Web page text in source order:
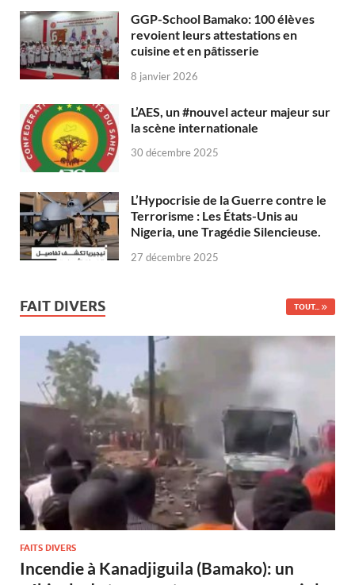
GGP-School Bamako: 100 élèves
revoient leurs attestations en
cuisine et en pâtisserie
8 janvier 2026
L’AES, un #nouvel acteur majeur sur
la scène internationale
30 décembre 2025
L’Hypocrisie de la Guerre contre le
Terrorisme : Les États-Unis au
Nigeria, une Tragédie Silencieuse.
27 décembre 2025
FAIT DIVERS TOUT...
FAITS DIVERS
Incendie à Kanadjiguila (Bamako): un